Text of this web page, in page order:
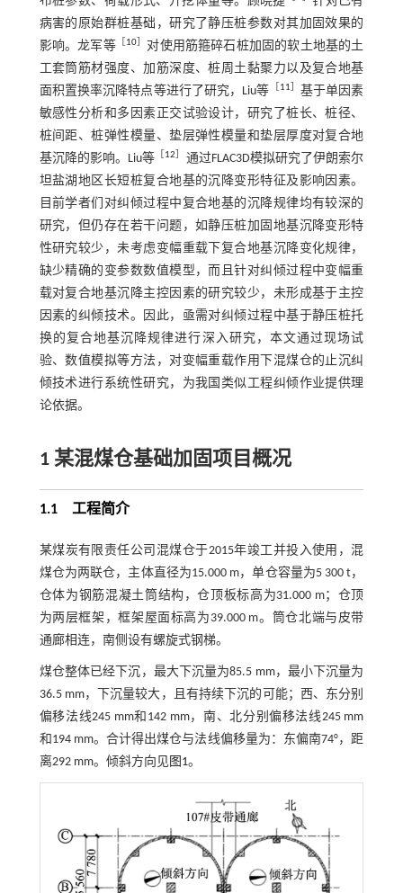
病害的原始群桩基础，研究了静压桩参数对其加固效果的
影响。龙军等［ 10］ 对使用筋箍碎石桩加固的软土地基的土
工套筒筋材强度、加筋深度、桩周土黏聚力以及复合地基
面积置换率沉降特点等进行了研究，Liu等
11
基于单因素
敏感性分析和多因素正交试验设计，研究了桩长、桩径、
桩间距、桩弹性模量、垫层弹性模量和垫层厚度对复合地
基沉降的影响。Liu等
12
通过FLAC3D模拟研究了伊朗索尔
坦盐湖地区长短桩复合地基的沉降变形特征及影响因素。
目前学者们对纠倾过程中复合地基的沉降规律均有较深的
研究，但仍存在若干问题，如静压桩加固地基沉降变形特
性研究较少，未考虑变幅重载下复合地基沉降变化规律，
缺少精确的变参数数值模型，而且针对纠倾过程中变幅重
载对复合地基沉降主控因素的研究较少，未形成基于主控
因素的纠倾技术。因此，亟需对纠倾过程中基于静压桩托
换的复合地基沉降规律进行深入研究，本文通过现场试
验、数值模拟等方法，对变幅重载作用下混煤仓的止沉纠
倾技术进行系统性研究，为我国类似工程纠倾作业提供理
论依据。
1 某混煤仓基础加固项目概况
1.1工程简介
某煤炭有限责任公司混煤仓于2015年竣工并投入使用，混
煤仓为两联仓，主体直径为15.000 m，单仓容量为5 300 t，
仓体为钢筋混凝土筒结构，仓顶板标高为31.000 m；仓顶
为两层框架，框架屋面标高为39.000 m。筒仓北端与皮带
通廊相连，南侧设有螺旋式钢梯。
煤仓整体已经下沉，最大下沉量为85.5 mm，最小下沉量为
36.5 mm，下沉量较大，且有持续下沉的可能；西、东分别
偏移法线245 mm和142 mm，南、北分别偏移法线245 mm
和194 mm。合计得出煤仓与法线偏移量为：东偏南74°，距
离292 mm。倾斜方向见图1。